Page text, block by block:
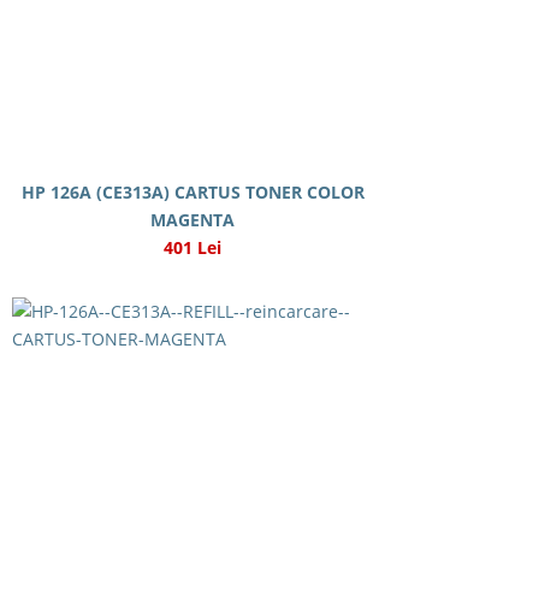
HP 126A (CE313A) CARTUS TONER COLOR
MAGENTA
401 Lei